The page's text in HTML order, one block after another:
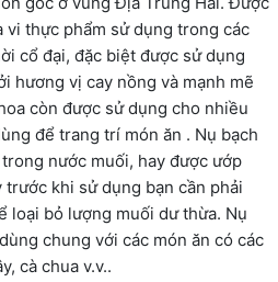
vi thực phẩm sử dụng trong các
cổ đại, đặc biệt được sử dụng
hương vị cay nồng và mạnh mẽ
còn được sử dụng cho nhiều
để trang trí món ăn . Nụ bạch
nước muối, hay được ướp
khi sử dụng bạn cần phải
loại bỏ lượng muối dư thừa. Nụ
chung với các món ăn có các
cà chua v.v..